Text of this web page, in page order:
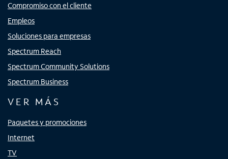
Compromiso con el cliente
Empleos
Soluciones para empresas
Spectrum Reach
Spectrum Community Solutions
Spectrum Business
VER MÁS
Paquetes y promociones
Internet
TV